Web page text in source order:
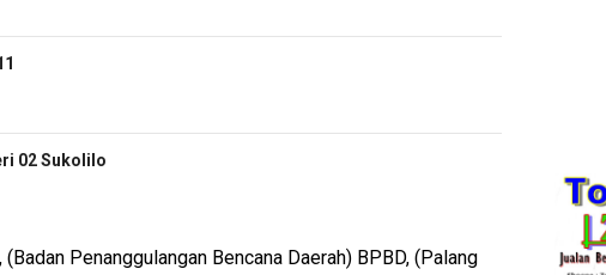
02 Sukolilo
Penanggulangan Bencana Daerah) BPBD, (Palang